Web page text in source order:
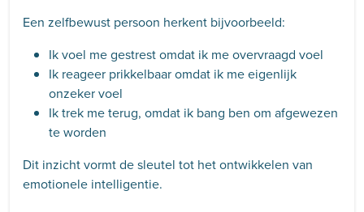
Een zelfbewust persoon herkent bijvoorbeeld:
Ik voel me gestrest omdat ik me overvraagd voel
Ik reageer prikkelbaar omdat ik me eigenlijk
onzeker voel
Ik trek me terug, omdat ik bang ben om afgewezen
te worden
Dit inzicht vormt de sleutel tot het ontwikkelen van
emotionele intelligentie.